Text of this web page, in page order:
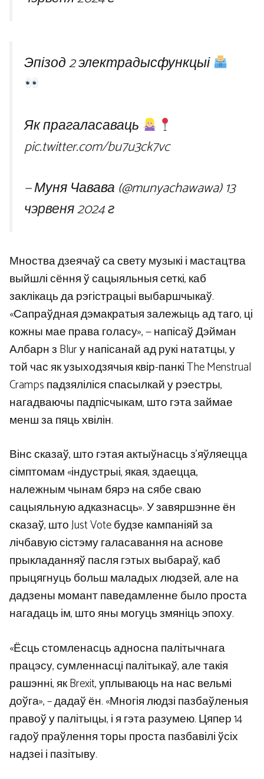
Эпізод 2 электрадысфункцыі
Як прагаласаваць
pic.twitter.com/bu7u3ck7vc
— Муня Чавава (@munyachawawa)13
чэрвеня 2024 г
Мноства дзеячаў са свету музыкі і мастацтва
выйшлі сёння ў сацыяльныя сеткі, каб
заклікаць да рэгістрацыі выбаршчыкаў.
«Сапраўдная дэмакратыя залежыць ад таго, ці
кожны мае права голасу», — напісаў Дэйман
Албарн з Blur у напісанай ад рукі нататцы, у
той час як узыходзячыя квір-панкі The Menstrual
Cramps падзяліліся спасылкай у рэестры,
нагадваючы падпісчыкам, што гэта займае
менш за пяць хвілін.
Вінс сказаў, што гэтая актыўнасць з’яўляецца
сімптомам «індустрыі, якая, здаецца,
належным чынам бярэ на сябе сваю
сацыяльную адказнасць». У завяршэнне ён
сказаў, што Just Vote будзе кампаніяй за
лічбавую сістэму галасавання на аснове
прыкладанняў пасля гэтых выбараў, каб
прыцягнуць больш маладых людзей, але на
дадзены момант паведамленне было проста
нагадаць ім, што яны могуць змяніць эпоху.
«Ёсць стомленасць адносна палітычнага
працэсу, сумленнасці палітыкаў, але такія
рашэнні, як Brexit, уплываюць на нас вельмі
доўга», – дадаў ён. «Многія людзі пазбаўленыя
правоў у палітыцы, і я гэта разумею. Цяпер 14
гадоў праўлення торы проста пазбавілі ўсіх
надзеі і пазітыву.